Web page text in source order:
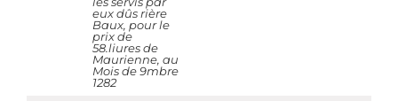
eux dûs rière
Baux, pour le
prix de
58.liures de
Maurienne, au
Mois de 9mbre
1282